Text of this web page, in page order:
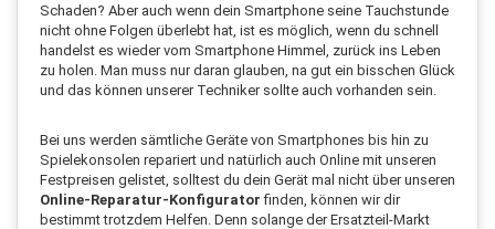
Schaden? Aber auch wenn dein Smartphone seine Tauchstunde
nicht ohne Folgen überlebt hat, ist es möglich, wenn du schnell
handelst es wieder vom Smartphone Himmel, zurück ins Leben
zu holen. Man muss nur daran glauben, na gut ein bisschen Glück
und das können unserer Techniker sollte auch vorhanden sein.
Bei uns werden sämtliche Geräte von Smartphones bis hin zu
Spielekonsolen repariert und natürlich auch Online mit unseren
Festpreisen gelistet, solltest du dein Gerät mal nicht über unseren
Online-Reparatur-Konfigurator finden, können wir dir
bestimmt trotzdem Helfen. Denn solange der Ersatzteil-Markt